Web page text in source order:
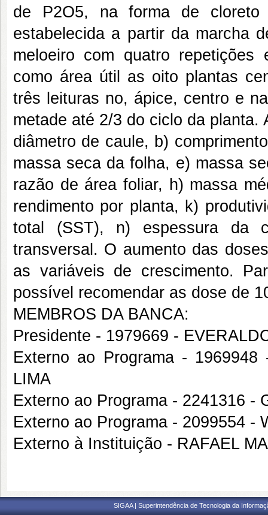
de P2O5, na forma de cloreto
estabelecida a partir da marcha
meloeiro com quatro
como área útil as oito plantas
três leituras no, ápice, centro e
metade até 2/3 do ciclo da
diâmetro de caule, b)
massa seca da folha, e) massa
razão de área foliar, h) massa
rendimento por planta, k)
total (SST), n) espessura da
transversal. O aumento das
as variáveis de crescimento.
possível recomendar as dose de
MEMBROS DA BANCA:
Presidente - 1979669 -
Externo ao Programa -
LIMA
Externo ao Programa - 2241316 -
Externo ao Programa - 2099554 -
Externo à Instituição - RAFAEL
SIGAA | Superintendência de Tecnologia da